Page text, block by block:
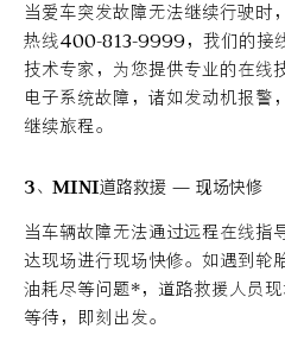
当爱车突发故障无法继续行驶
热线400-813-9999，我们的接
技术专家，为您提供专业的在线
电子系统故障，诸如发动机报警
继续旅程。
3、MINI道路救援 — 现场快修
当车辆故障无法通过远程在线指
达现场进行现场快修。如遇到轮
油耗尽等问题*，道路救援人员
等待，即刻出发。